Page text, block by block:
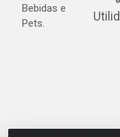
Bebidas e
Pets.